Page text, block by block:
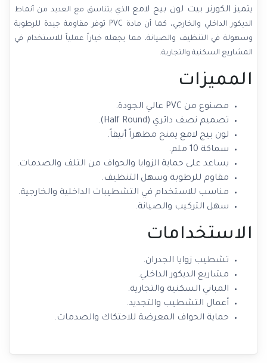
يتميز الكورنر بيت لون بيج لامع الذي يتناسق مع العديد من أنماط
الديكور الداخلي والخارجي، كما أن مادة PVC توفر مقاومة جيدة للرطوبة
وسهولة في التنظيف والصيانة، مما يجعله خياراً عملياً للاستخدام في
المشاريع السكنية والتجارية.
المميزات
مصنوع من PVC عالي الجودة.
تصميم نصف دائري (Half Round).
لون بيج لامع يمنح مظهراً أنيقاً.
سماكة 10 ملم.
يساعد على حماية الزوايا والحواف من التلف والصدمات.
مقاوم للرطوبة وسهل التنظيف.
مناسب للاستخدام في التشطيبات الداخلية والخارجية.
سهل التركيب والصيانة.
الاستخدامات
تشطيب زوايا الجدران.
مشاريع الديكور الداخلي.
المباني السكنية والتجارية.
أعمال التشطيب والتجديد.
حماية الحواف المعرضة للاحتكاك والصدمات.